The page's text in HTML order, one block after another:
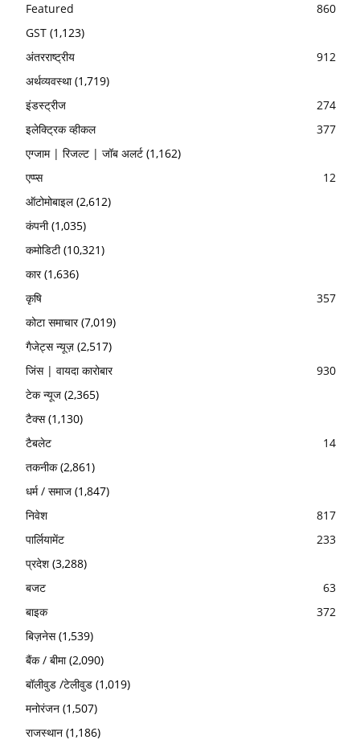
Featured
860
GST (1,123)
अंतरराष्ट्रीय
912
अर्थव्यवस्था(1,719)
इंडस्ट्रीज
274
इलेक्ट्रिक व्हीकल
377
एग्जाम | रिजल्ट | जॉब अलर्ट (1,162)
एप्प्स
12
ऑटोमोबाइल(2,612)
कंपनी(1,035)
कमोडिटी(10,321)
कार(1,636)
कृषि
357
कोटा समाचार(7,019)
गैजेट्स न्यूज़ (2,517)
जिंस | वायदा कारोबार
930
टेक न्यूज (2,365)
टैक्स(1,130)
टैबलेट
14
तकनीक(2,861)
धर्म / समाज (1,847)
निवेश
817
पार्लियामेंट
233
प्रदेश(3,288)
बजट
63
बाइक
372
बिज़नेस(1,539)
बैंक / बीमा(2,090)
बॉलीवुड /टेलीवुड (1,019)
मनोरंजन (1,507)
राजस्थान (1,186)